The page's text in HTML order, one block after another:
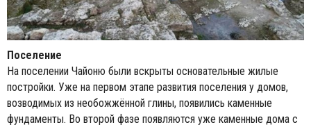
Поселение
На поселении Чайоню были вскрыты основательные жилые
постройки. Уже на первом этапе развития поселения у домов,
возводимых из необожжённой глины, появились каменные
фундаменты. Во второй фазе появляются уже каменные дома с